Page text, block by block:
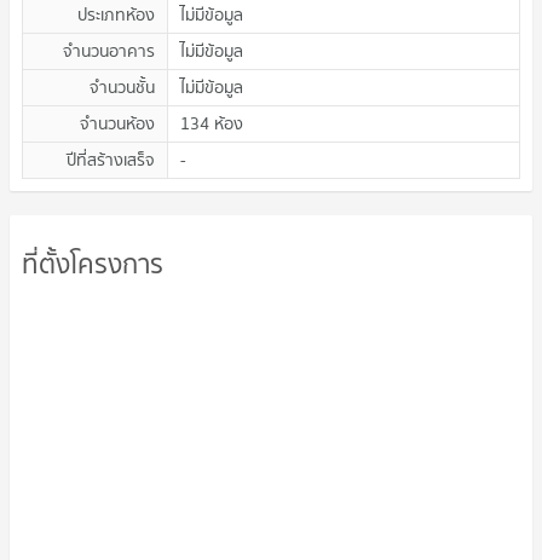
ประเภทห้อง
ไม่มีข้อมูล
จำนวนอาคาร
ไม่มีข้อมูล
จำนวนชั้น
ไม่มีข้อมูล
จำนวนห้อง
134 ห้อง
ปีที่สร้างเสร็จ
-
ที่ตั้งโครงการ